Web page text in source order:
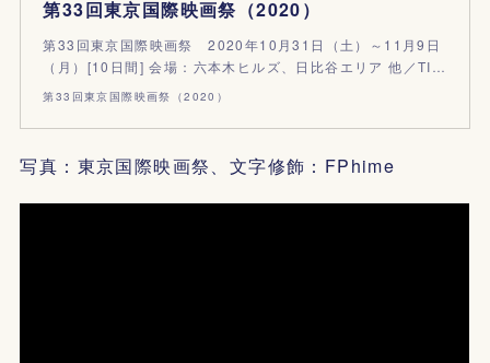
第33回東京国際映画祭（2020）
第33回東京国際映画祭 2020年10月31日（土）～11月9日
（月）[10日間] 会場：六本木ヒルズ、日比谷エリア 他／TI…
第33回東京国際映画祭（2020）
写真：東京国際映画祭、文字修飾：FPhime